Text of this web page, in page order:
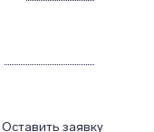
Оставить заявку